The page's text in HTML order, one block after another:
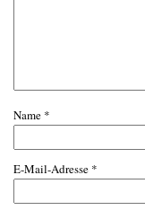
Name *
E-Mail-Adresse *